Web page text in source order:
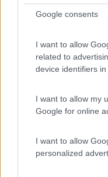
Google consents
I want to allow
related to
device identifiers in
I want to allow my
Google for online
I want to allow
personalized
A soli 8 km dall'uscita
Ziano Piacentino (PC) -
Loc. Casa Pallaroni 33